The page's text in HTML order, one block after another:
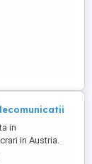
in
in Austria.